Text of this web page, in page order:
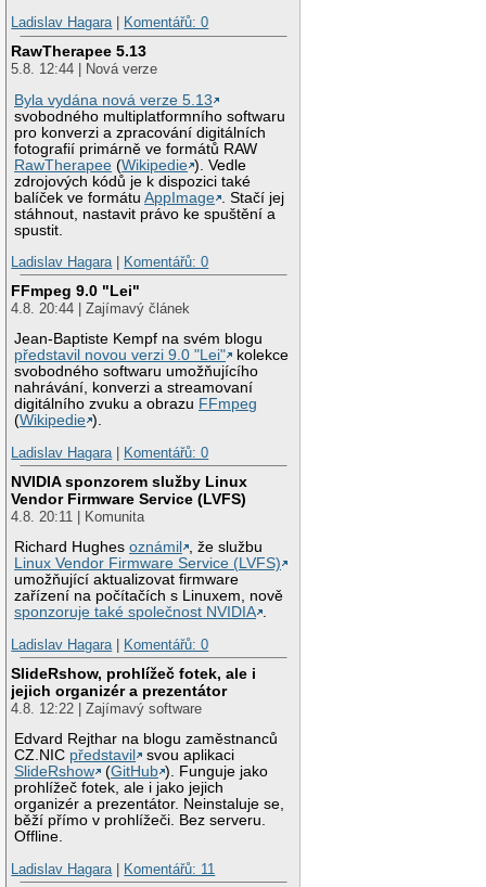
Ladislav Hagara| Komentářů: 0
RawTherapee 5.13
5.8. 12:44 | Nová verze
Byla vydána nová verze 5.13
svobodného multiplatformního softwaru
pro konverzi a zpracování digitálních
fotografií primárně ve formátů RAW
RawTherapee (Wikipedie ). Vedle
zdrojových kódů je k dispozici také
balíček ve formátuAppImage
. Stačí jej
stáhnout, nastavit právo ke spuštění a
spustit.
Ladislav Hagara| Komentářů: 0
FFmpeg 9.0 "Lei"
4.8. 20:44 | Zajímavý článek
Jean-Baptiste Kempf na svém blogu
představil novou verzi 9.0 "Lei"
kolekce
svobodného softwaru umožňujícího
nahrávání, konverzi a streamovaní
digitálního zvuku a obrazu FFmpeg
(Wikipedie ).
Ladislav Hagara| Komentářů: 0
NVIDIA sponzorem služby Linux
Vendor Firmware Service (LVFS)
4.8. 20:11 | Komunita
Richard Hughesoznámil
, že službu
Linux Vendor Firmware Service (LVFS)
umožňující aktualizovat firmware
zařízení na počítačích s Linuxem, nově
sponzoruje také společnost NVIDIA .
Ladislav Hagara| Komentářů: 0
SlideRshow, prohlížeč fotek, ale i
jejich organizér a prezentátor
4.8. 12:22 | Zajímavý software
Edvard Rejthar na blogu zaměstnanců
CZ.NIC představil
svou aplikaci
SlideRshow
(GitHub ). Funguje jako
prohlížeč fotek, ale i jako jejich
organizér a prezentátor. Neinstaluje se,
běží přímo v prohlížeči. Bez serveru.
Offline.
Ladislav Hagara| Komentářů: 11